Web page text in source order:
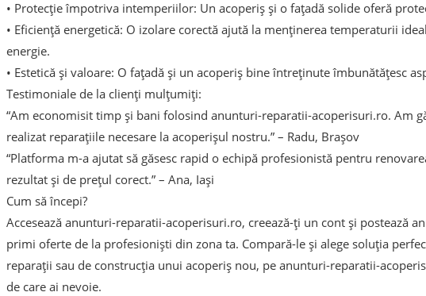
• Protecție împotriva intemperiilor: Un acoperiș și o fațadă solide oferă
• Eficiență energetică: O izolare corectă ajută la menținerea temperaturii
energie.
• Estetică și valoare: O fațadă și un acoperiș bine întreținute îmbunătățesc
Testimoniale de la clienți mulțumiți:
“Am economisit timp și bani folosind anunturi-reparatii-acoperisuri.ro. Am
realizat reparațiile necesare la acoperișul nostru.” – Radu, Brașov
“Platforma m-a ajutat să găsesc rapid o echipă profesionistă pentru
rezultat și de prețul corect.” – Ana, Iași
Cum să începi?
Accesează anunturi-reparatii-acoperisuri.ro, creează-ți un cont și postează
primi oferte de la profesioniști din zona ta. Compară-le și alege soluția
reparații sau de construcția unui acoperiș nou, pe anunturi-reparatii-
de care ai nevoie.